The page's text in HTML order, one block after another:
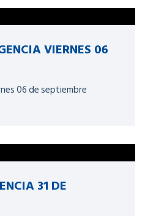
VIERNES 06
06 de septiembre
31 DE